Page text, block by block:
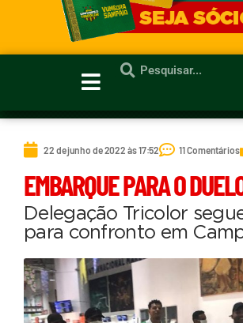
22 de junho de 2022 às 17:52 11 Comentários
EMBARQUE PARA O
Delegação Tricolor
para confronto em